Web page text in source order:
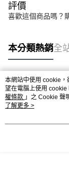
評價
喜歡這個商品嗎？
本分類熱銷全
熱門標籤
本網站中使用 cookie
望在電腦上使用
權條款 」之 Cookie 聲
用條款之 Cookie 聲明
了解更多 >